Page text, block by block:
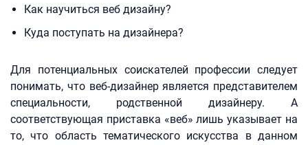
Как научиться веб дизайну?
Куда поступать на дизайнера?
Для потенциальных соискателей профессии следует
понимать, что веб-дизайнер является представителем
специальности, родственной дизайнеру. А
соответствующая приставка «веб» лишь указывает на
то, что область тематического искусства в данном